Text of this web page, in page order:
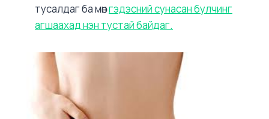
тусалдаг ба мөнгэдэсний сунасан булчинг
агшаахад нэн тустай байдаг.